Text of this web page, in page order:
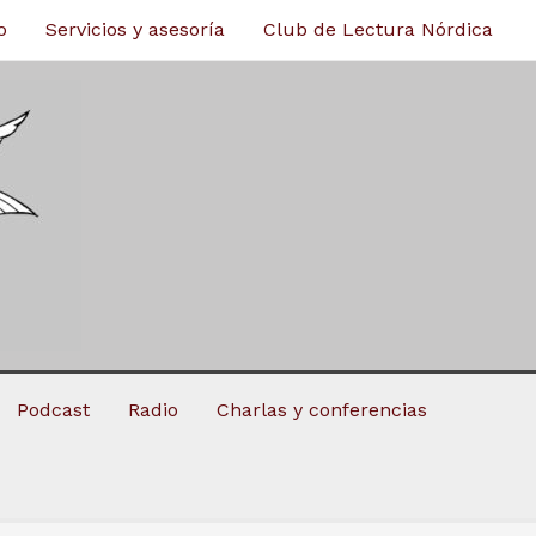
Servicios y asesoría Club de Lectura Nórdica
Podcast Radio Charlas y conferencias